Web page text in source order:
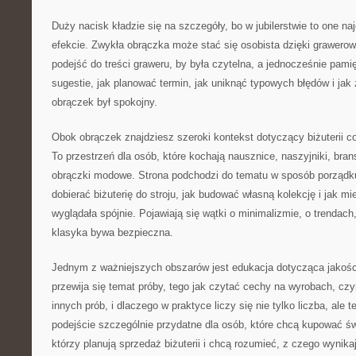
Duży nacisk kładzie się na szczegóły, bo w jubilerstwie to one
efekcie. Zwykła obrączka może stać się osobista dzięki
podejść do treści graweru, by była czytelna, a jednocześnie
sugestie, jak planować termin, jak uniknąć typowych błędów i
obrączek był spokojny.
Obok obrączek znajdziesz szeroki kontekst dotyczący biżuterii
To przestrzeń dla osób, które kochają nausznice, naszyjniki,
obrączki modowe. Strona podchodzi do tematu w sposób
dobierać biżuterię do stroju, jak budować własną kolekcję i jak
wyglądała spójnie. Pojawiają się wątki o minimalizmie, o
klasyka bywa bezpieczna.
Jednym z ważniejszych obszarów jest edukacja dotycząca
przewija się temat próby, tego jak czytać cechy na wyrobach,
innych prób, i dlaczego w praktyce liczy się nie tylko liczba, ale
podejście szczególnie przydatne dla osób, które chcą kupować
którzy planują sprzedaż biżuterii i chcą rozumieć, z czego